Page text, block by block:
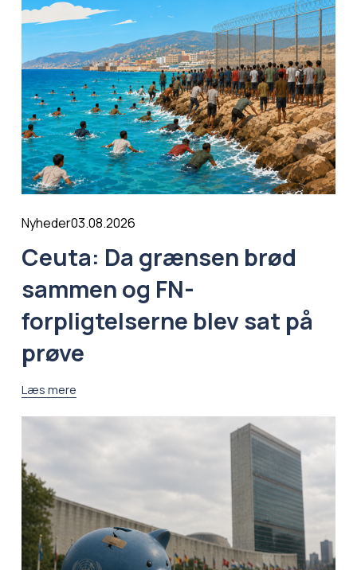
Nyheder03.08.2026
Ceuta: Da grænsen brød
sammen og FN-
forpligtelserne blev sat på
prøve
Læs mere